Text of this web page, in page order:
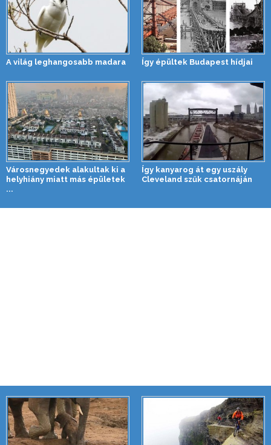
A világ leghangosabb madara Így épültek Budapest hídjai
Városnegyedek alakultak ki a
helyhiány miatt más épületek
...
Így kanyarog át egy uszály
Cleveland szűk csatornáján